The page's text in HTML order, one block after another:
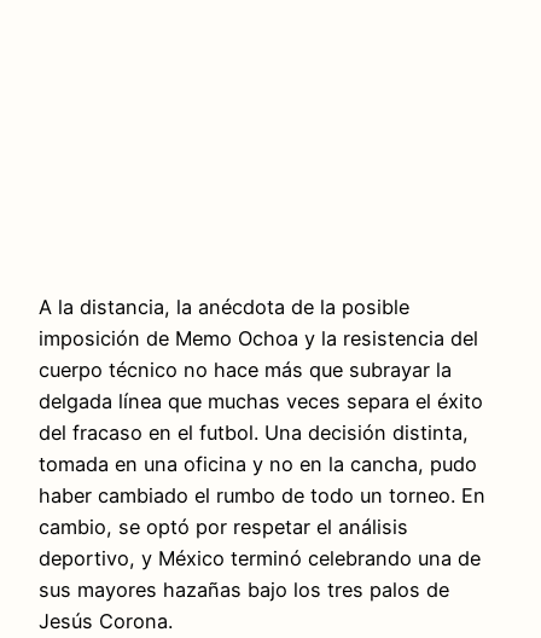
A la distancia, la anécdota de la posible
imposición de Memo Ochoa y la resistencia del
cuerpo técnico no hace más que subrayar la
delgada línea que muchas veces separa el éxito
del fracaso en el futbol. Una decisión distinta,
tomada en una oficina y no en la cancha, pudo
haber cambiado el rumbo de todo un torneo. En
cambio, se optó por respetar el análisis
deportivo, y México terminó celebrando una de
sus mayores hazañas bajo los tres palos de
Jesús Corona.